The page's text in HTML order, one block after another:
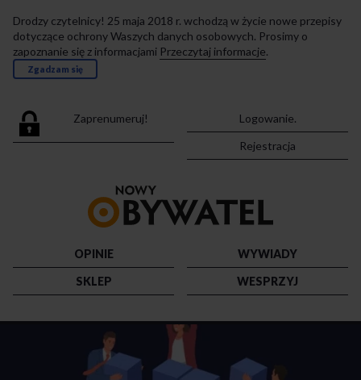
Drodzy czytelnicy! 25 maja 2018 r. wchodzą w życie nowe przepisy
dotyczące ochrony Waszych danych osobowych. Prosimy o
zapoznanie się z informacjami Przeczytaj informacje.
Zgadzam się
Zaprenumeruj!
Logowanie.
Rejestracja
strony
OPINIE
WYWIADY
SKLEP
WESPRZYJ